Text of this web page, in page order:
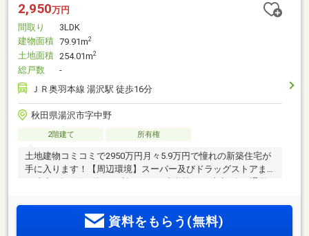
2,950万円
間取り
3LDK
建物面積 79.91m2
土地面積 254.01m2
総戸数
-
ＪＲ奥羽本線 湯沢駅 徒歩16分
秋田県湯沢市字中野
2階建て 所有権
土地建物コミコミで2950万円月々5.9万円で憧れの新築住宅が
手に入ります！【周辺環境】スーパー及びドラッグストアま
す。
資料をもらう(無料)